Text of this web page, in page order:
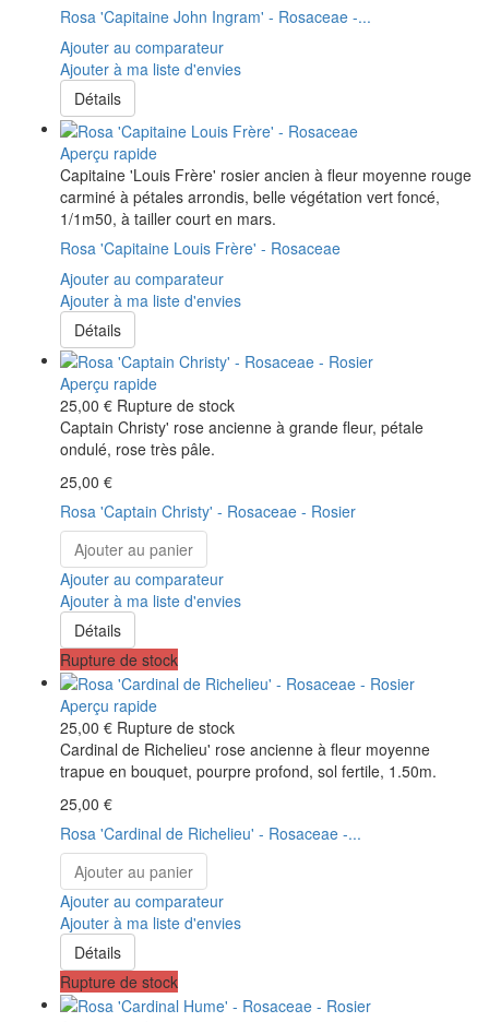
Rosa 'Capitaine John Ingram' - Rosaceae -...
Ajouter au comparateur
Ajouter à ma liste d'envies
Détails
Aperçu rapide
Capitaine 'Louis Frère' rosier ancien à fleur moyenne rouge
carminé à pétales arrondis, belle végétation vert foncé,
1/1m50, à tailler court en mars.
Rosa 'Capitaine Louis Frère' - Rosaceae
Ajouter au comparateur
Ajouter à ma liste d'envies
Détails
Aperçu rapide
25,00 € Rupture de stock
Captain Christy' rose ancienne à grande fleur, pétale
ondulé, rose très pâle.
25,00 €
Rosa 'Captain Christy' - Rosaceae - Rosier
Ajouter au panier
Ajouter au comparateur
Ajouter à ma liste d'envies
Détails
Rupture de stock
Aperçu rapide
25,00 € Rupture de stock
Cardinal de Richelieu' rose ancienne à fleur moyenne
trapue en bouquet, pourpre profond, sol fertile, 1.50m.
25,00 €
Rosa 'Cardinal de Richelieu' - Rosaceae -...
Ajouter au panier
Ajouter au comparateur
Ajouter à ma liste d'envies
Détails
Rupture de stock